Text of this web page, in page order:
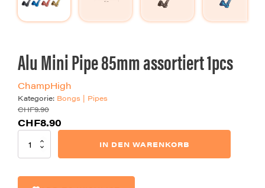
Alu Mini Pipe 85mm assortiert 1pcs
ChampHigh
Kategorie: Bongs | Pipes
CHF9.90
Ursprünglicher
Preis
war:
CHF8.90
Mini
85mm
assortiert
IN DEN WARENKORB